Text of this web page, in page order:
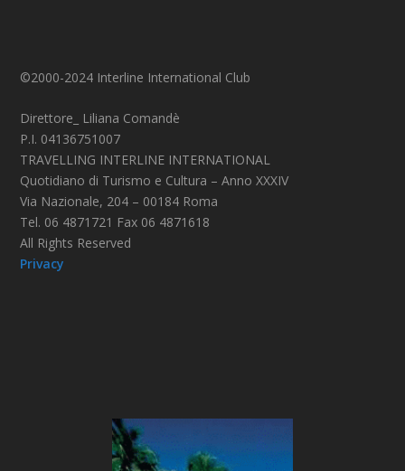
©2000-2024 Interline International Club
Direttore_ Liliana Comandè
P.I. 04136751007
TRAVELLING INTERLINE INTERNATIONAL
Quotidiano di Turismo e Cultura – Anno XXXIV
Via Nazionale, 204 – 00184 Roma
Tel. 06 4871721 Fax 06 4871618
All Rights Reserved
Privacy